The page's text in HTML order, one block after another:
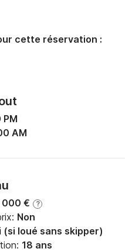
PM
AM
000 € ?
Non
(si loué sans skipper)
18 ans
cette réservation :